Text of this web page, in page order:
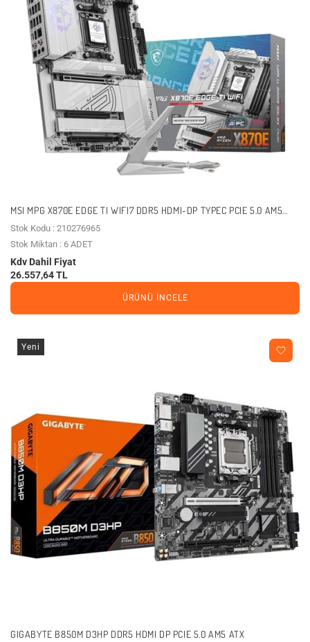
MSI MPG X870E EDGE TI WIFI7 DDR5 HDMI-DP TYPEC PCIE 5.0 AM5
ATX BEYAZ
Stok Kodu : 210276965
Stok Miktarı : 6 ADET
Kdv Dahil Fiyat
26.557,64 TL
ÜRÜNÜ İNCELE
Yeni
GIGABYTE B850M D3HP DDR5 HDMI DP PCIE 5.0 AM5 ATX